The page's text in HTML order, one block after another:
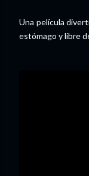
Una película
estómago y libre